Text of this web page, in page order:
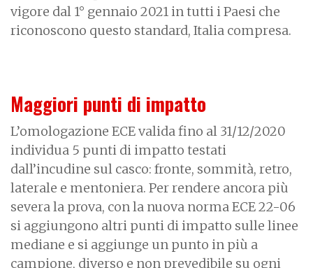
vigore dal 1° gennaio 2021 in tutti i Paesi che
riconoscono questo standard, Italia compresa.
Maggiori punti di impatto
L’omologazione ECE valida fino al 31/12/2020
individua 5 punti di impatto testati
dall’incudine sul casco: fronte, sommità, retro,
laterale e mentoniera. Per rendere ancora più
severa la prova, con la nuova norma ECE 22-06
si aggiungono altri punti di impatto sulle linee
mediane e si aggiunge un punto in più a
campione, diverso e non prevedibile su ogni